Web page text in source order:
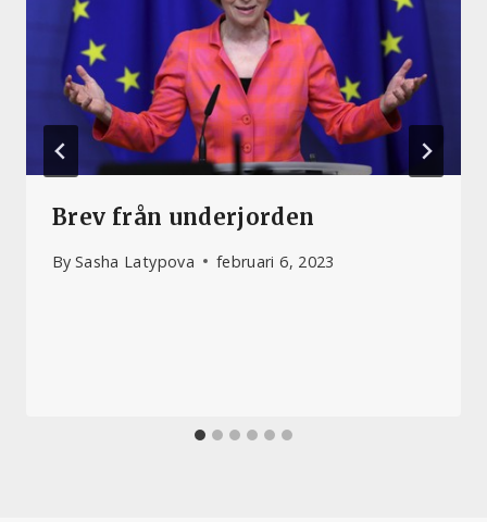
Brev från underjorden
By Sasha Latypova februari 6, 2023